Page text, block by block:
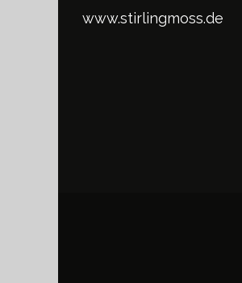
www.stirlingmoss.de